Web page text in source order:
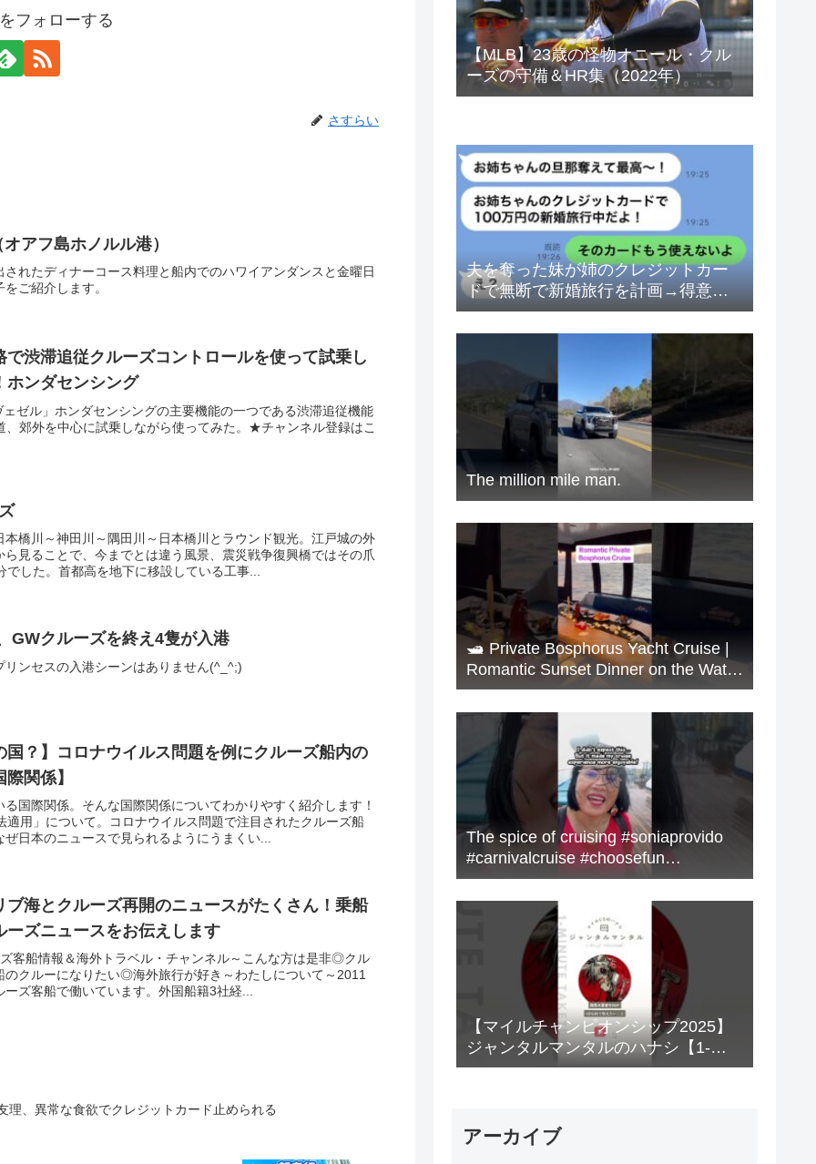
フォローする
さすらい
アフ島ホノルル港）
れたディナーコース料理と船内でのハワイアンダンスと金曜日
ご紹介します。
渋滞追従クルーズコントロールを使って試乗し
ホンダセンシング
ゼル」ホンダセンシングの主要機能の一つである渋滞追従機能
、郊外を中心に試乗しながら使ってみた。★チャンネル登録はこ
橋川～神田川～隅田川～日本橋川とラウンド観光。江戸城の外
見ることで、今までとは違う風景、震災戦争復興橋ではその爪
した。首都高を地下に移設している工事...
GWクルーズを終え4隻が入港
ンセスの入港シーンはありません(^_^;)
国？】コロナウイルス問題を例にクルーズ船内の
関係】
国際関係。そんな国際関係についてわかりやすく紹介します！
適用」について。コロナウイルス問題で注目されたクルーズ船
日本のニュースで見られるようにうまくい...
ブ海とクルーズ再開のニュースがたくさん！乗船
ーズニュースをお伝えします
客船情報＆海外トラベル・チャンネル～こんな方は是非◎クル
クルーになりたい◎海外旅行が好き～わたしについて～2011
ズ客船で働いています。外国船籍3社経...
理、異常な食欲でクレジットカード止められる
【MLB】23歳の怪物オニール・クル
ーズの守備＆HR集（2022年）
夫を奪った妹が姉のクレジットカー
ドで無断で新婚旅行を計画→得意げ
な妹に「カードは解約したから」と
伝えた時の反応が…ｗ
The million mile man.
🛥️ Private Bosphorus Yacht Cruise |
Romantic Sunset Dinner on the Water
🇹🇷✨
The spice of cruising #soniaprovido
#carnivalcruise #choosefun
#adventure #cruise #fun
【マイルチャンピオンシップ2025】
ジャンタルマンタルのハナシ【1-
MINUTE】#競馬
アーカイブ